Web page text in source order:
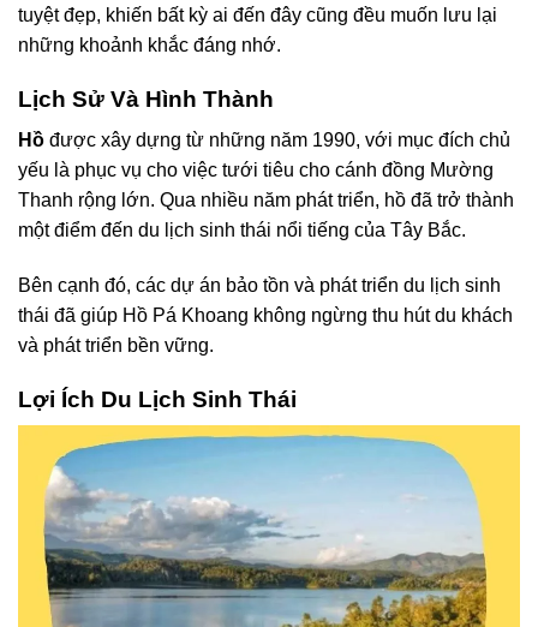
tuyệt đẹp, khiến bất kỳ ai đến đây cũng đều muốn lưu lại
những khoảnh khắc đáng nhớ.
Lịch Sử Và Hình Thành
Hồ được xây dựng từ những năm 1990, với mục đích chủ
yếu là phục vụ cho việc tưới tiêu cho cánh đồng Mường
Thanh rộng lớn. Qua nhiều năm phát triển, hồ đã trở thành
một điểm đến du lịch sinh thái nổi tiếng của Tây Bắc.
Bên cạnh đó, các dự án bảo tồn và phát triển du lịch sinh
thái đã giúp Hồ Pá Khoang không ngừng thu hút du khách
và phát triển bền vững.
Lợi Ích Du Lịch Sinh Thái